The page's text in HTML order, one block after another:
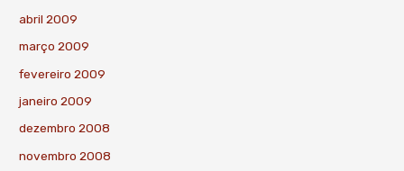
abril 2009
março 2009
fevereiro 2009
janeiro 2009
dezembro 2008
novembro 2008